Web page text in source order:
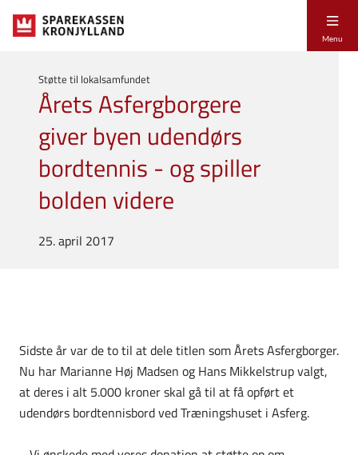
Menu
Støtte til lokalsamfundet
Årets Asfergborgere
giver byen udendørs
bordtennis - og spiller
bolden videre
25. april 2017
Sidste år var de to til at dele titlen som Årets Asfergborger.
Nu har Marianne Høj Madsen og Hans Mikkelstrup valgt,
at deres i alt 5.000 kroner skal gå til at få opført et
udendørs bordtennisbord ved Træningshuset i Asferg.